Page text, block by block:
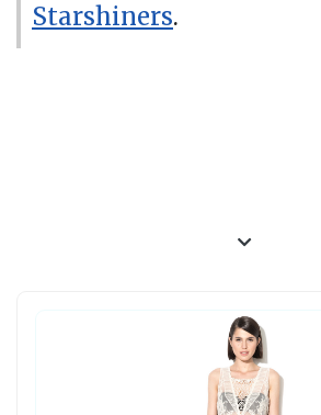
Starshiners.